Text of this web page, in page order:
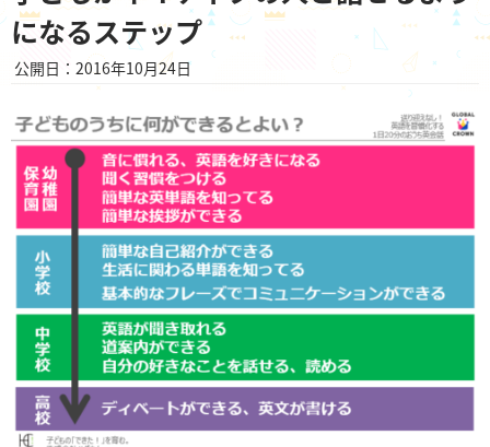
になるステップ
公開日：2016年10月24日